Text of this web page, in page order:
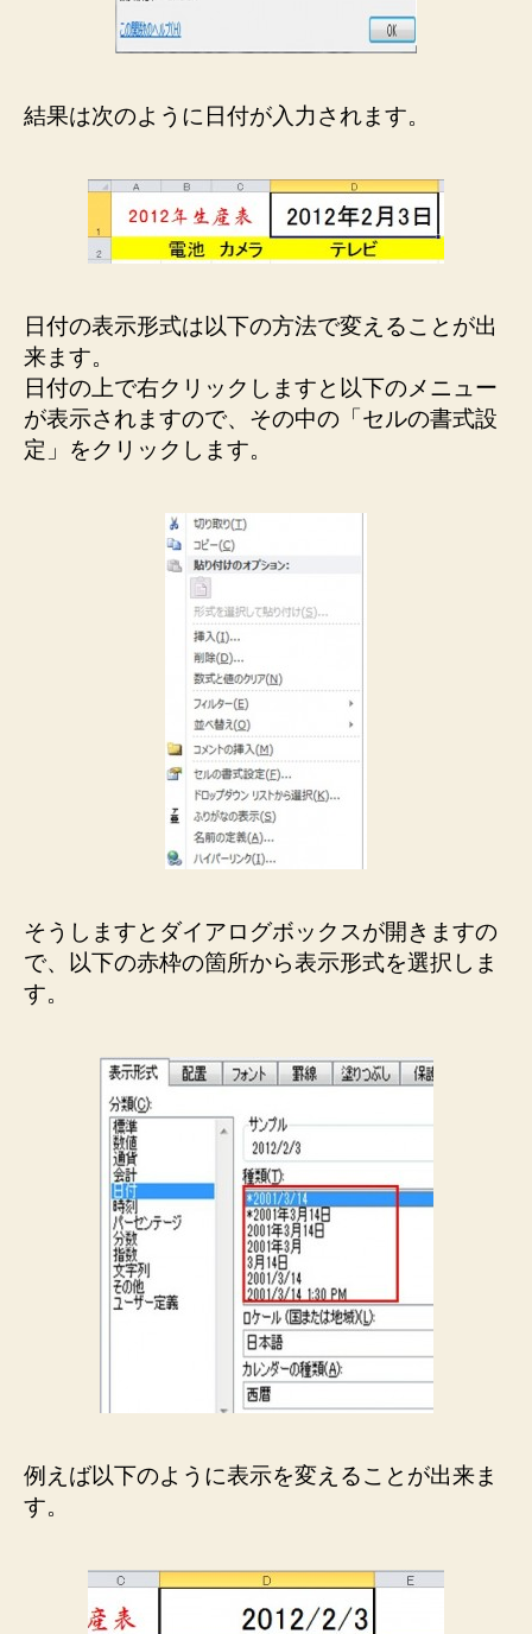
結果は次のように日付が入力されます。
日付の表示形式は以下の方法で変えることが出
来ます。
日付の上で右クリックしますと以下のメニュー
が表示されますので、その中の「セルの書式設
定」をクリックします。
そうしますとダイアログボックスが開きますの
で、以下の赤枠の箇所から表示形式を選択しま
す。
例えば以下のように表示を変えることが出来ま
す。